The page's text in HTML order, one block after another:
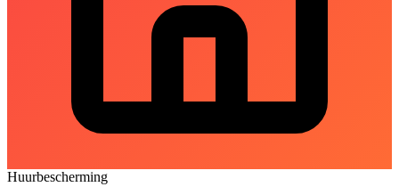
Huurbescherming